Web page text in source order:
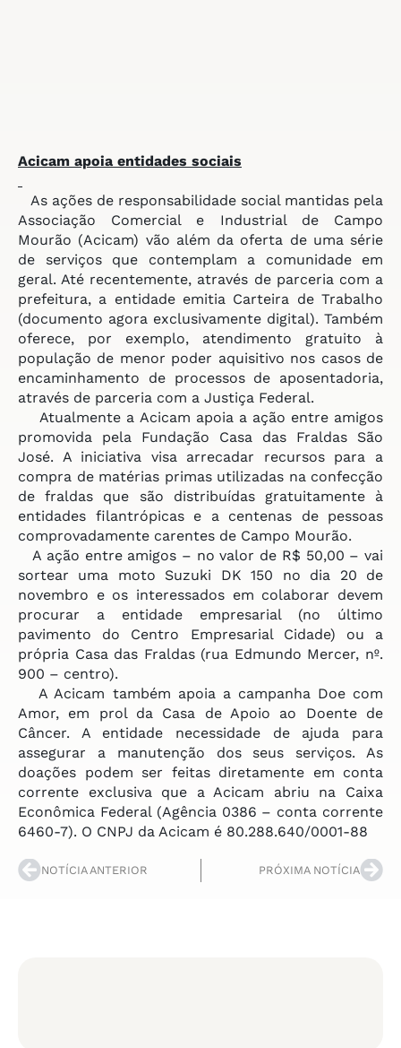
Acicam apoia entidades sociais
As ações de responsabilidade social mantidas pela
Associação Comercial e Industrial de Campo
Mourão (Acicam) vão além da oferta de uma série
de serviços que contemplam a comunidade em
geral. Até recentemente, através de parceria com a
prefeitura, a entidade emitia Carteira de Trabalho
(documento agora exclusivamente digital). Também
oferece, por exemplo, atendimento gratuito à
população de menor poder aquisitivo nos casos de
encaminhamento de processos de aposentadoria,
através de parceria com a Justiça Federal.
Atualmente a Acicam apoia a ação entre amigos
promovida pela Fundação Casa das Fraldas São
José. A iniciativa visa arrecadar recursos para a
compra de matérias primas utilizadas na confecção
de fraldas que são distribuídas gratuitamente à
entidades filantrópicas e a centenas de pessoas
comprovadamente carentes de Campo Mourão.
A ação entre amigos – no valor de R$ 50,00 – vai
sortear uma moto Suzuki DK 150 no dia 20 de
novembro e os interessados em colaborar devem
procurar a entidade empresarial (no último
pavimento do Centro Empresarial Cidade) ou a
própria Casa das Fraldas (rua Edmundo Mercer, nº.
900 – centro).
A Acicam também apoia a campanha Doe com
Amor, em prol da Casa de Apoio ao Doente de
Câncer. A entidade necessidade de ajuda para
assegurar a manutenção dos seus serviços. As
doações podem ser feitas diretamente em conta
corrente exclusiva que a Acicam abriu na Caixa
Econômica Federal (Agência 0386 – conta corrente
6460-7). O CNPJ da Acicam é 80.288.640/0001-88
NOTÍCIA ANTERIOR PRÓXIMA NOTÍCIA